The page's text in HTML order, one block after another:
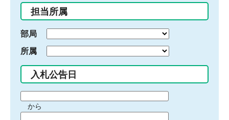
入
力
担当所属
部局
所属
入札公告日
間から